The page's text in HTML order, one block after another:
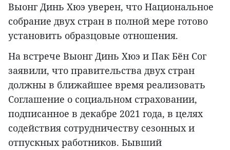
Выонг Динь Хюэ уверен, что Национальное
собрание двух стран в полной мере готово
установить образцовые отношения.
На встрече Выонг Динь Хюэ и Пак Бён Сог
заявили, что правительства двух стран
должны в ближайшее время реализовать
Соглашение о социальном страховании,
подписанное в декабре 2021 года, в целях
содействия сотрудничеству сезонных и
отпускных работников. Бывший